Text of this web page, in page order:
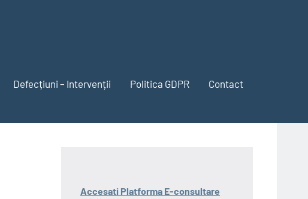
Defecțiuni – Intervenții Politica GDPR Contact
Accesati Platforma E-consultare